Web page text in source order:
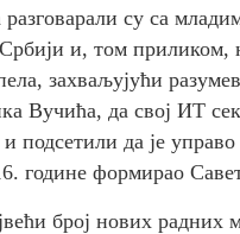
разговарали су са
и, том приликом,
захваљујући
Вучића, да свој ИТ
подсетили да је
године формирао
број нових радних